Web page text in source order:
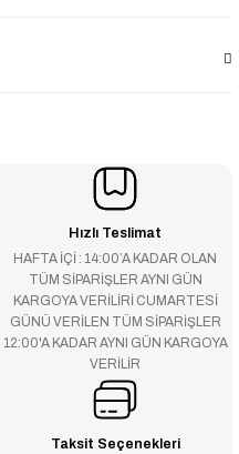
Hızlı Teslimat
HAFTA İÇİ : 14:00’A KADAR OLAN
TÜM SİPARİŞLER AYNI GÜN
KARGOYA VERİLİRİ CUMARTESİ
GÜNÜ VERİLEN TÜM SİPARİŞLER
12:00'A KADAR AYNI GÜN KARGOYA
VERİLİR
Taksit Seçenekleri